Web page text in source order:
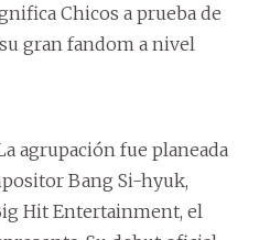
Chicos a prueba de
gran fandom a nivel
agrupación fue planeada
Bang Si-hyuk,
Hit Entertainment, el